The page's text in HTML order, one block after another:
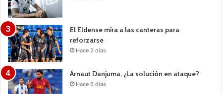
El Eldense mira a las canteras para
reforzarse
Hace 2 días
Arnaut Danjuma, ¿La solución en ataque?
Hace 6 días